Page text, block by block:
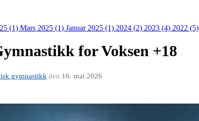
(1) Mars 2025 (1) Januar 2025 (1) 2024 (2) 2023 (4) 2022 (5)
for Voksen +18
gymnastikk den 16. mai 2026